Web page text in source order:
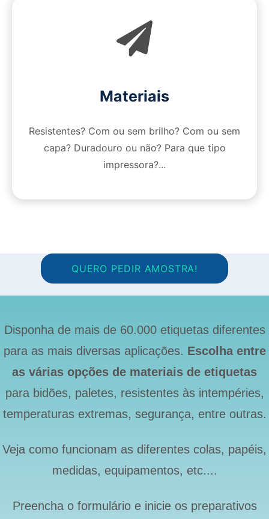
Materiais
Resistentes? Com ou sem brilho? Com ou sem
capa? Duradouro ou não? Para que tipo
impressora?...
QUERO PEDIR AMOSTRA!
Disponha de mais de 60.000 etiquetas diferentes
para as mais diversas aplicações. Escolha entre
as várias opções de materiais de etiquetas
para bidões, paletes, resistentes às intempéries,
temperaturas extremas, segurança, entre outras.
Veja como funcionam as diferentes colas, papéis,
medidas, equipamentos, etc....
Preencha o formulário e inicie os preparativos